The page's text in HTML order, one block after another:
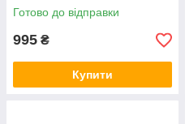
Готово до відправки
995 ₴
Купити